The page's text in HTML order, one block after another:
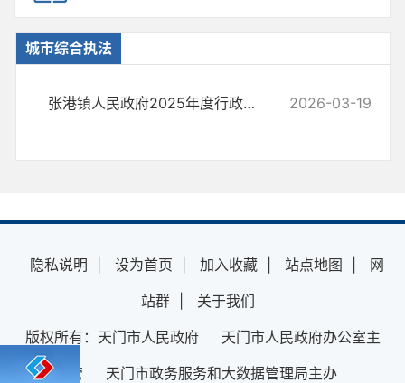
城市综合执法
张港镇人民政府2025年度行政执法统计年报 2026-03-19
隐私说明 设为首页 加入收藏 站点地图
网
站群
关于我们
版权所有：天门市人民政府 天门市人民政府办公室主
管 天门市政务服务和大数据管理局主办